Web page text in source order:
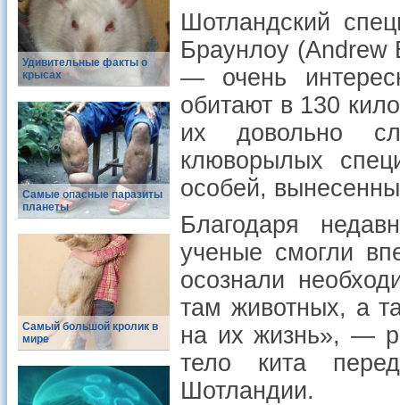
Удивительные факты о
крысах
Самые опасные паразиты
планеты
Самый большой кролик в
мире
Шотландский
Браунлоу (Andrew
— очень
обитают в 130
их довольно
клюворылых
особей,
Благодаря
ученые смогли
осознали
там животных, а
на их жизнь», —
тело кита
Шотландии.